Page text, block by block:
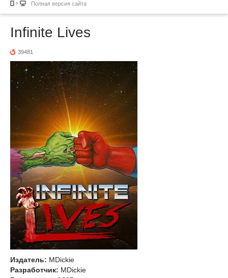
Полная версия сайта
Infinite Lives
39481
Издатель: MDickie
Разработчик: MDickie